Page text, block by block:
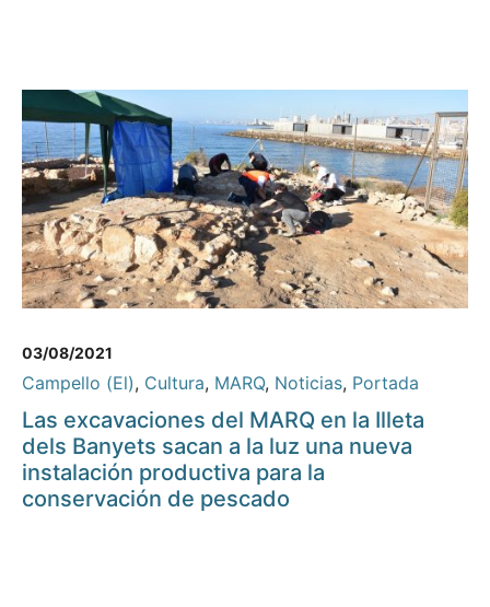
03/08/2021
Campello (El), Cultura, MARQ, Noticias, Portada
Las excavaciones del MARQ en la Illeta
dels Banyets sacan a la luz una nueva
instalación productiva para la
conservación de pescado